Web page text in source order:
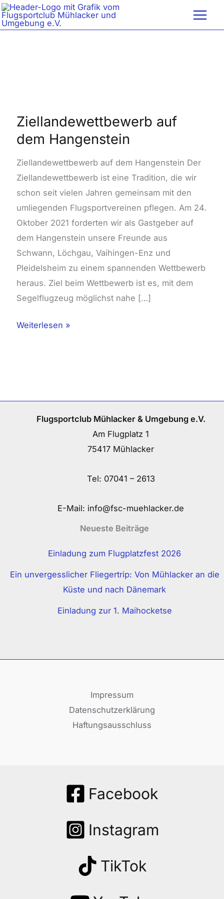
Zum
Inhalt
Ziellandewettbewerb auf
dem Hangenstein
Ziellandewettbewerb auf dem Hangenstein Der
Ziellandewettbewerb ist eine Tradition, die wir
schon seit vielen Jahren gemeinsam mit den
umliegenden Flugsportvereinen pflegen. Am 24.
Oktober 2021 forderten wir als Gastgeber auf
dem Hangenstein unsere Freunde aus
Schwann, Löchgau, Vaihingen-­Enz und
Pleidelsheim zu einem spannenden Wettbewerb
heraus. Ziel beim Wettbewerb ist es, mit dem
Segelflugzeug möglichst nahe […]
Hangenstein
Weiterlesen »
Flugsportclub Mühlacker & Umgebung e.V.
Am Flugplatz 1
75417 Mühlacker
Tel: 07041 – 2613
E-Mail: info@fsc-muehlacker.de
Neueste Beiträge
Einladung zum Flugplatzfest 2026
Ein unvergesslicher Fliegertrip: Von Mühlacker an die
Küste und nach Dänemark
Einladung zur 1. Maihocketse
Impressum
Datenschutzerklärung
Haftungsausschluss
Facebook
Instagram
TikTok